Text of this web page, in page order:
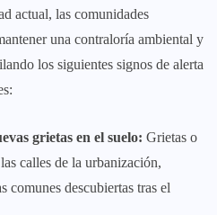
actual, las comunidades
una contraloría ambiental y
los siguientes signos de alerta
grietas en el suelo: Grietas o
calles de la urbanización,
comunes descubiertas tras el